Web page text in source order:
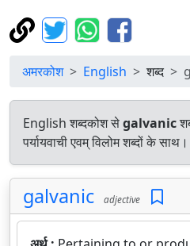
अमरकोश English शब्द
English शब्दकोश सेgalvanic
पर्यायवाची एवम् विलोम शब्दों के साथ।
galvanic adjective